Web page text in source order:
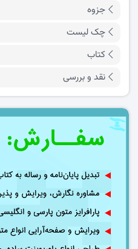
جزوه
چک لیست
کتاب
نقد و بررسی